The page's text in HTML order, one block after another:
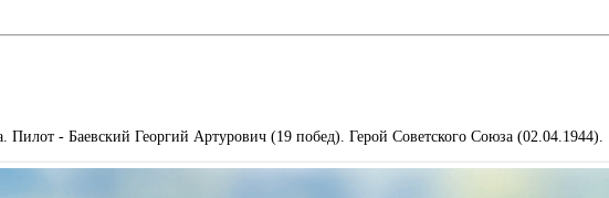
Пилот - Баевский Георгий Артурович (19 побед). Герой Советского Союза (02.04.1944).